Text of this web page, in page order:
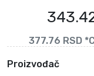
377.76 RSD
Proizvođač